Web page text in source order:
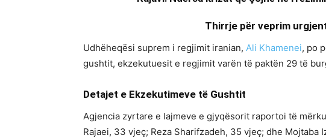
Thirrje për veprim
Udhëheqësi suprem i regjimit iranian, Ali Khamenei, po
gushtit, ekzekutuesit e regjimit varën të paktën 29 të
Detajet e Ekzekutimeve të Gushtit
Agjencia zyrtare e lajmeve e gjyqësorit raportoi të
Rajaei, 33 vjeç; Reza Sharifzadeh, 35 vjeç; dhe